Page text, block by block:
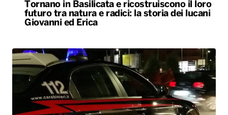
Tornano in Basilicata e ricostruiscono il loro
futuro tra natura e radici: la storia dei lucani
Giovanni ed Erica